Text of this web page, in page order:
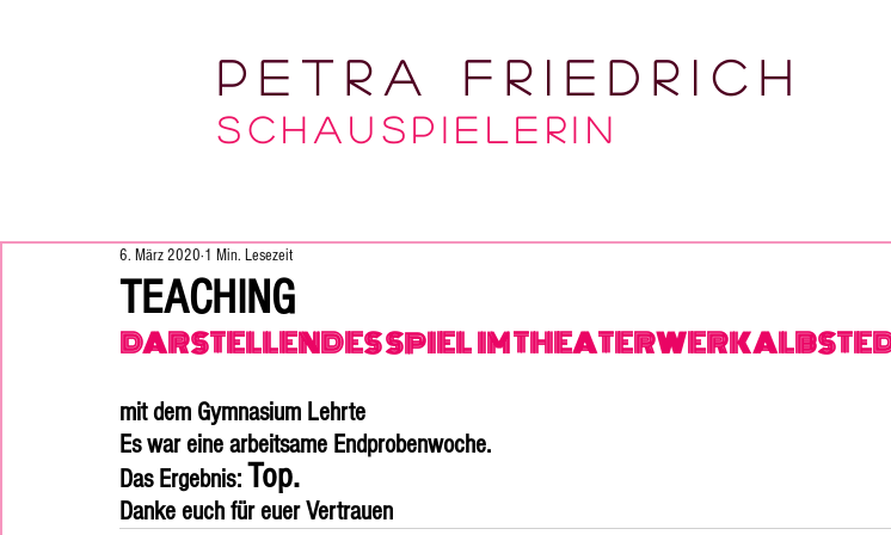
Petra Friedrich
Sc HAUSPIELERIN
TEACHING
6. März 2020 1 Min. Lesezeit
DARSTELLENDES SPIEL  IM THEATERWERK
mit dem Gymnasium Lehrte
Es war eine arbeitsame Endprobenwoche.
Das Ergebnis: Top.
Danke euch für euer Vertrauen